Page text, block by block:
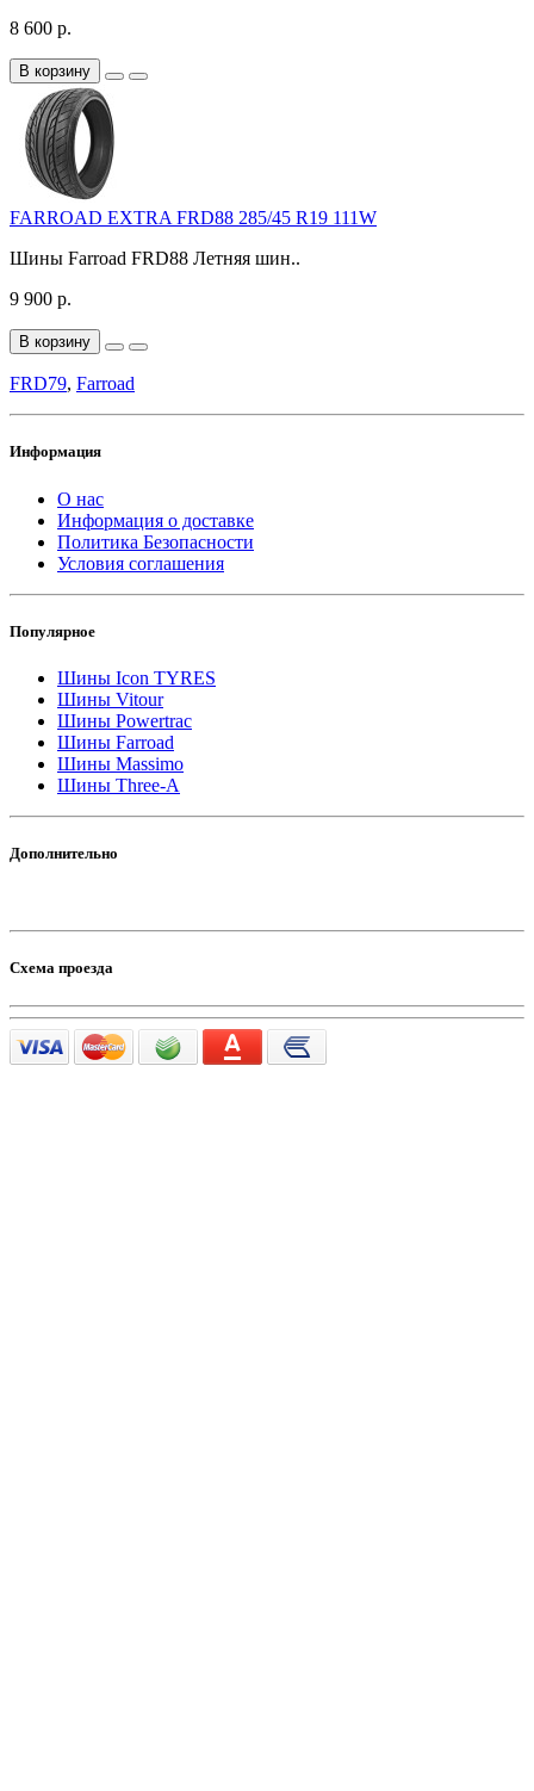
8 600 р.
В корзину
FARROAD EXTRA FRD88 285/45 R19 111W
Шины Farroad FRD88 Летняя шин..
9 900 р.
В корзину
FRD79, Farroad
Информация
О нас
Информация о доставке
Политика Безопасности
Условия соглашения
Популярное
Шины Icon TYRES
Шины Vitour
Шины Powertrac
Шины Farroad
Шины Massimo
Шины Three-A
Дополнительно
Схема проезда